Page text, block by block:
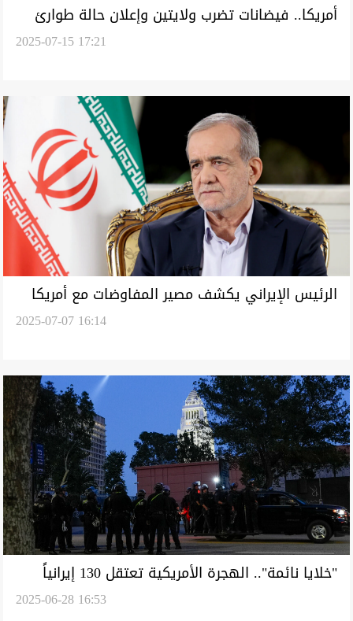
‏أمريكا.. فيضانات تضرب ولايتين وإعلان حالة طوارئ
2025-07-15 17:21
الرئيس الإيراني يكشف مصير المفاوضات مع أمريكا
2025-07-07 16:14
"خلايا نائمة".. الهجرة الأمريكية تعتقل 130 إيرانياً
2025-06-28 16:53